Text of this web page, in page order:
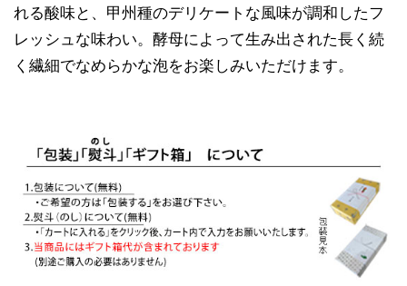
れる酸味と、甲州種のデリケートな風味が調和したフ
レッシュな味わい。酵母によって生み出された長く続
く繊細でなめらかな泡をお楽しみいただけます。